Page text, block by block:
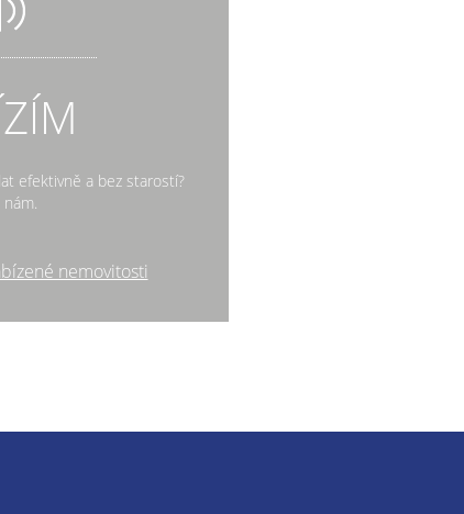
efektivně a bez starostí?
nemovitosti